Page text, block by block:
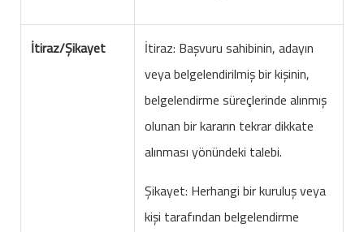
İtiraz/Şikayet
İtiraz: Başvuru sahibinin, adayın
veya belgelendirilmiş bir kişinin,
belgelendirme süreçlerinde alınmış
olunan bir kararın tekrar dikkate
alınması yönündeki talebi.
Şikayet: Herhangi bir kuruluş veya
kişi tarafından belgelendirme